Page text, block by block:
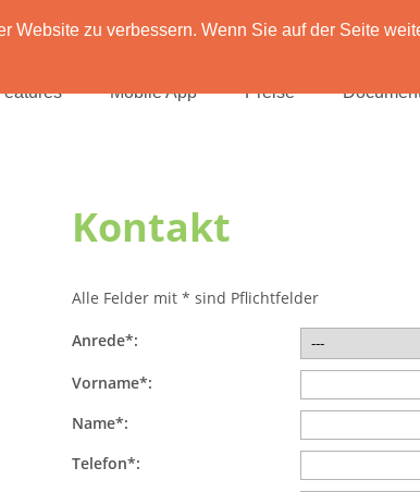
Website zu verbessern. Wenn Sie auf der Seite
Mobile App Preise
Kontakt
Alle Felder mit * sind Pflichtfelder
Anrede*:
Vorname*:
Name*:
Telefon*: